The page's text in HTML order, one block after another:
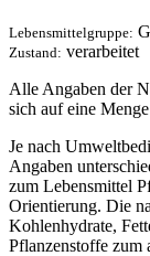
Lebensmittelgruppe:
Zustand: verarbeitet
Alle Angaben der
sich auf eine
Je nach
Angaben
zum Lebensmittel
Orientierung. Die
Kohlenhydrate,
Pflanzenstoffe zum